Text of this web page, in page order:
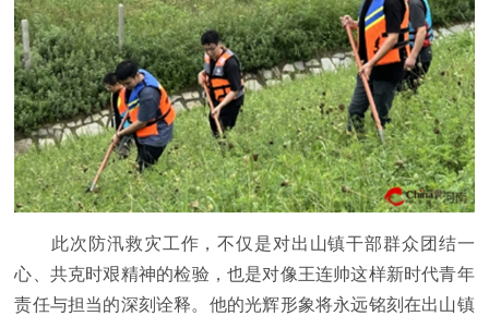
此次防汛救灾工作，不仅是对出山镇干部群众团结一
心、共克时艰精神的检验，也是对像王连帅这样新时代青年
责任与担当的深刻诠释。他的光辉形象将永远铭刻在出山镇